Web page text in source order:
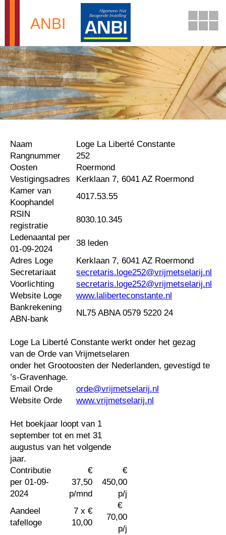
Overslaan en naar de inhoud gaan
ANBI
Naam
Loge La Liberté Constante
Rangnummer
252
Oosten
Roermond
Vestigingsadres
Kerklaan 7, 6041 AZ Roermond
Kamer van
Koophandel
4017.53.55
RSIN
registratie
8030.10.345
Ledenaantal per
01-09-2024
38 leden
Adres Loge
Kerklaan 7, 6041 AZ Roermond
Secretariaat
secretaris.loge252@vrijmetselarij.nl
Voorlichting
secretaris.loge252@vrijmetselarij.nl
Website Loge
www.laliberteconstante.nl
Bankrekening
ABN-bank
NL75 ABNA 0579 5220 24
Loge La Liberté Constante werkt onder het gezag
van de Orde van Vrijmetselaren
onder het Grootoosten der Nederlanden, gevestigd te
’s-Gravenhage.
Email Orde
orde@vrijmetselarij.nl
Website Orde
www.vrijmetselarij.nl
Het boekjaar loopt van 1
september tot en met 31
augustus van het volgende
jaar.
Contributie
per 01-09-
2024
€
37,50
p/mnd
€
450,00
p/j
Aandeel
tafelloge
7 x €
10,00
€
70,00
p/j